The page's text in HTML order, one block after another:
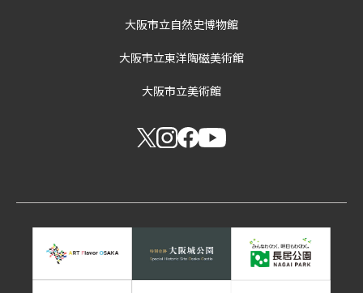
大阪市立自然史博物館
大阪市立東洋陶磁美術館
大阪市立美術館